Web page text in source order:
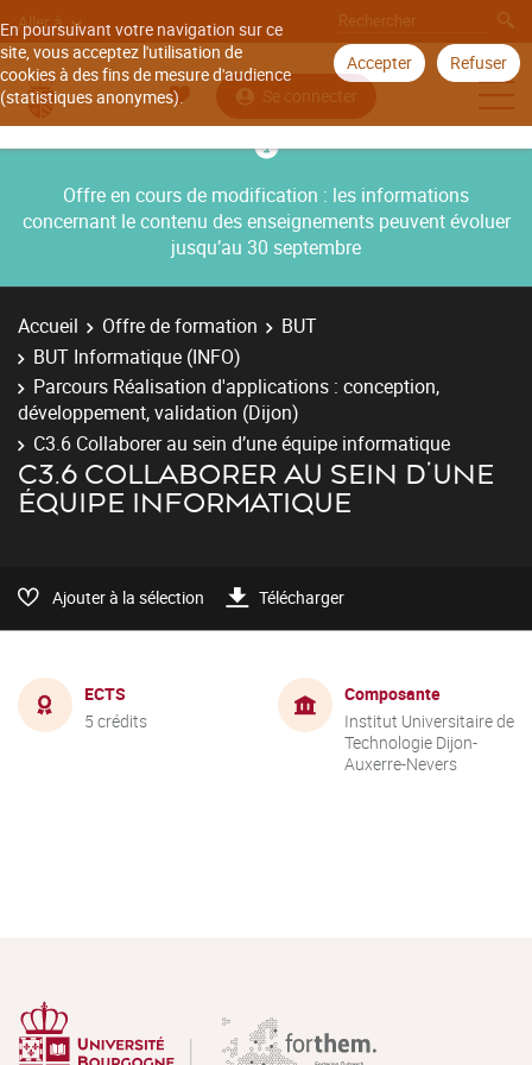
En poursuivant votre navigation sur ce
site, vous acceptez l'utilisation de
cookies à des fins de mesure d'audience
(statistiques anonymes).
Accepter Refuser
Aller à
Se connecter
Offre en cours de modification : les informations
concernant le contenu des enseignements peuvent évoluer
jusqu’au 30 septembre
Accueil Offre de formation
BUT
BUT Informatique (INFO)
Parcours Réalisation d'applications : conception,
développement, validation (Dijon)
C3.6 Collaborer au sein d’une équipe informatique
C3.6 COLLABORER AU SEIN D’UNE
ÉQUIPE INFORMATIQUE
Ajouter à la sélection Télécharger
ECTS
5 crédits
Composante
Institut Universitaire de
Technologie Dijon-
Auxerre-Nevers